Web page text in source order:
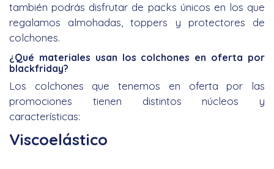
también podrás disfrutar de packs únicos en los que
regalamos almohadas, toppers y protectores de
colchones.
¿Qué materiales usan los colchones en oferta por
blackfriday?
Los colchones que tenemos en oferta por las
promociones tienen distintos núcleos y
características:
Viscoelástico